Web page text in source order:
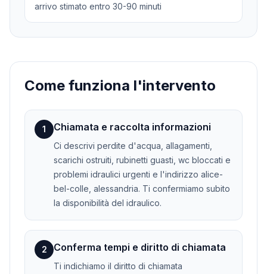
arrivo stimato entro 30-90 minuti
Come funziona l'intervento
1 Chiamata e raccolta informazioni
Ci descrivi perdite d'acqua, allagamenti,
scarichi ostruiti, rubinetti guasti, wc bloccati e
problemi idraulici urgenti e l'indirizzo alice-
bel-colle, alessandria. Ti confermiamo subito
la disponibilità del idraulico.
2 Conferma tempi e diritto di chiamata
Ti indichiamo il diritto di chiamata